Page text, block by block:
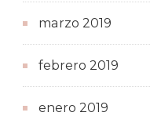
marzo 2019
febrero 2019
enero 2019